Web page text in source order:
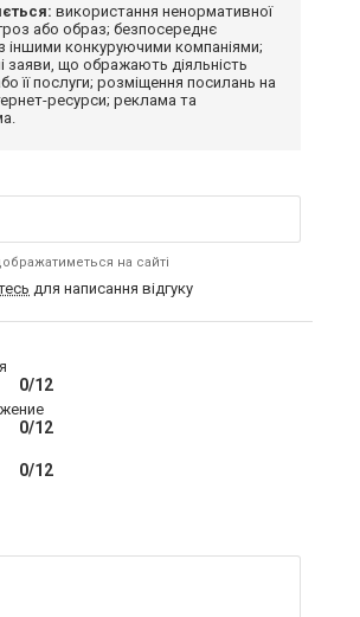
використання ненормативної
або образ; безпосереднє
іншими конкуруючими компаніями;
заяви, що ображають діяльність
її послуги; розміщення посилань на
ресурси; реклама та
на сайті
для написання відгуку
0/12
0/12
0/12